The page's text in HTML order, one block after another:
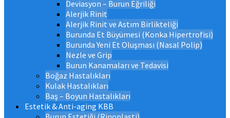
Deviasyon – Burun Eğriliği
Alerjik Rinit
Alerjik Rinit ve Astım Birlikteliği
Burunda Et Büyümesi (Konka Hipertrofisi)
Burunda Yeni Et Oluşması (Nasal Polip)
Nezle ve Grip
Burun Kanamaları ve Tedavisi
Boğaz Hastalıkları
Kulak Hastalıkları
Baş – Boyun Hastalıkları
Estetik & Anti-aging KBB